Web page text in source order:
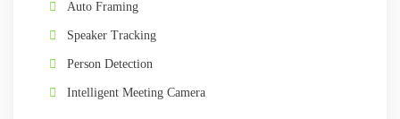
Auto Framing
Speaker Tracking
Person Detection
Intelligent Meeting Camera